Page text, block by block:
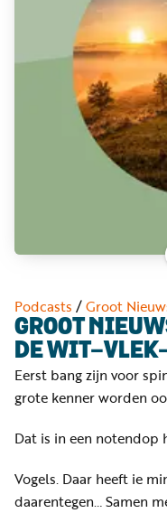
Podcasts /Groot
GROOT
DE WIT-
Eerst bang zijn voor
grote kenner worden
Dat is in een notendop
Vogels. Daar heeft ie
daarentegen… Samen
Businessclub
Privacy
reglement
Algemene
voorwaarden